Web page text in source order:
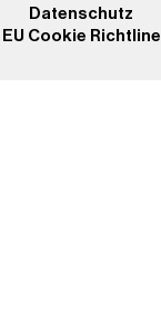
Datenschutz
EU Cookie Richtline